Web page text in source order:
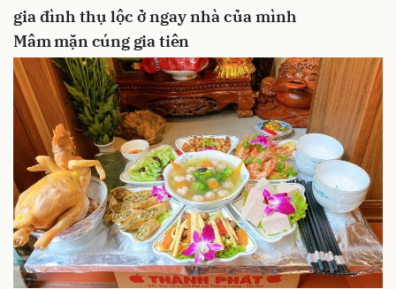
gia đình thụ lộc ở ngay nhà của mình
Mâm mặn cúng gia tiên